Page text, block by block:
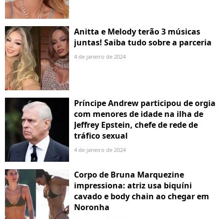
Anitta e Melody terão 3 músicas
juntas! Saiba tudo sobre a parceria
4 de janeiro de 2024
Príncipe Andrew participou de orgia
com menores de idade na ilha de
Jeffrey Epstein, chefe de rede de
tráfico sexual
4 de janeiro de 2024
Corpo de Bruna Marquezine
impressiona: atriz usa biquíni
cavado e body chain ao chegar em
Noronha